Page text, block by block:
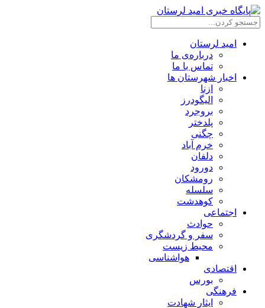
امید لرستان
درباره‌ی ما
تماس با ما
اخبار شهرستان ها
ازنا
الیگودرز
بروجرد
پلدختر
چگنی
خرم آباد
دلفان
دورود
رومشکان
سلسله
کوهدشت
اجتماعی
حوادث
سفر و گردشگری
محیط زیست
هواشناسی
اقتصادی
بورس
فرهنگی
ایثار شهادت